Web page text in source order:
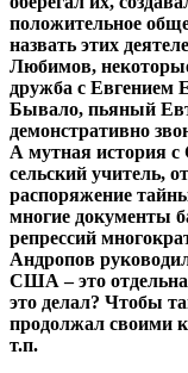
положительное
назвать этих
Любимов,
дружба с Евгением
Бывало, пьяный
демонстративно
А мутная история с
сельский учитель,
распоряжение
многие документы
репрессий
Андропов
США – это
это делал? Чтобы
продолжал своими
т.п.